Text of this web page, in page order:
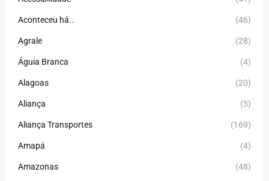
Aconteceu há.. (46)
Agrale (28)
Águia Branca (4)
Alagoas (20)
Aliança (5)
Aliança Transportes (169)
Amapá (4)
Amazonas (48)